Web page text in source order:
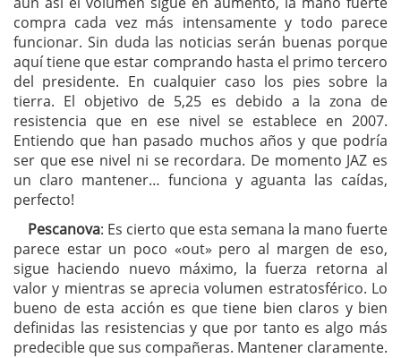
compra cada vez más intensamente y todo parece
funcionar. Sin duda las noticias serán buenas porque
aquí tiene que estar comprando hasta el primo tercero
del presidente. En cualquier caso los pies sobre la
tierra. El objetivo de 5,25 es debido a la zona de
resistencia que en ese nivel se establece en 2007.
Entiendo que han pasado muchos años y que podría
ser que ese nivel ni se recordara. De momento JAZ es
un claro mantener… funciona y aguanta las caídas,
perfecto!
Pescanova: Es cierto que esta semana la mano fuerte
parece estar un poco «out» pero al margen de eso,
sigue haciendo nuevo máximo, la fuerza retorna al
valor y mientras se aprecia volumen estratosférico. Lo
bueno de esta acción es que tiene bien claros y bien
definidas las resistencias y que por tanto es algo más
predecible que sus compañeras. Mantener claramente.